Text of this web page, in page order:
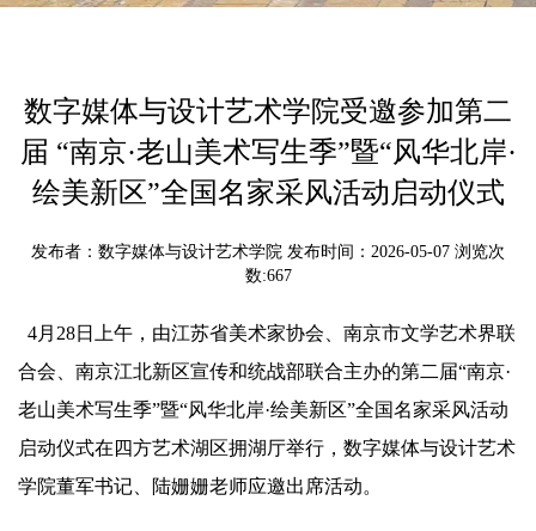
数字媒体与设计艺术学院受邀参加第二
届 “南京·老山美术写生季”暨“风华北岸·
绘美新区”全国名家采风活动启动仪式
发布者：数字媒体与设计艺术学院 发布时间：2026-05-07 浏览次
数:667
4月28日上午，由江苏省美术家协会、南京市文学艺术界联
合会、南京江北新区宣传和统战部联合主办的第二届“南京·
老山美术写生季”暨“风华北岸·绘美新区”全国名家采风活动
启动仪式在四方艺术湖区拥湖厅举行，数字媒体与设计艺术
学院董军书记、陆姗姗老师应邀出席活动。